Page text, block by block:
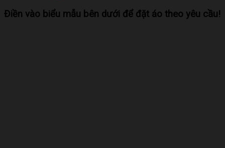
Điền vào biểu mẫu bên dưới để đặt áo theo yêu cầu!